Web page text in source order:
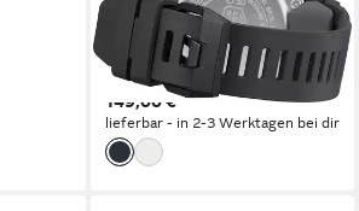
Armbanduhr, Herrenuhr,
Bluetooth, bis 20 bar
wasserdicht
149,00 €
lieferbar - in 2-3 Werktagen bei dir